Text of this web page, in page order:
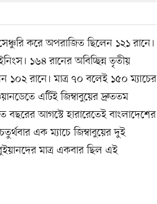
করে অপরাজিত ছিলেন ১২১ রানে।
১৬৪ রানের অবিচ্ছিন্ন তৃতীয়
রানে। মাত্র ৭০ বলেই ১৫০ ম্যাচের
এটিই জিম্বাবুয়ের দ্রুততম
বছরের আগস্টে হারারেতেই বাংলাদেশের
এক ম্যাচে জিম্বাবুয়ের দুই
মাত্র একবার ছিল এই